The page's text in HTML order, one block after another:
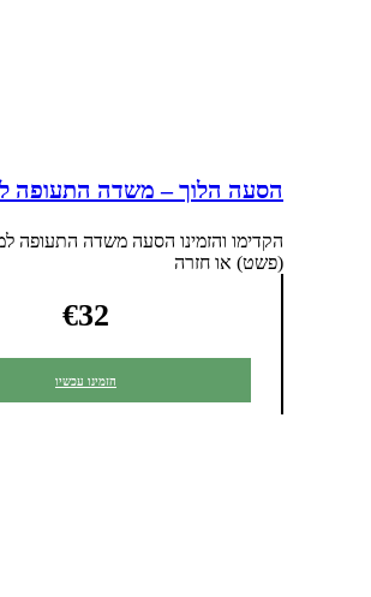
הסעה הלוך – משדה התעופה
הקדימו והזמינו הסעה משדה התעופה
(פשט) או חזרה
€32
הזמינו עכשיו